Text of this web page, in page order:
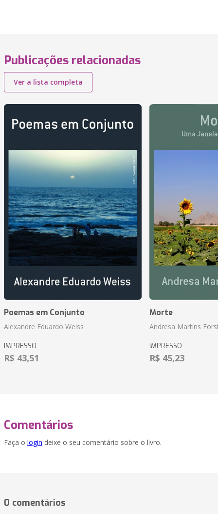
Publicações relacionadas
Ver a lista completa
Poemas em Conjunto
Alexandre Eduardo Weiss
IMPRESSO
R$ 43,51
Morte
Andresa Martins
IMPRESSO
R$ 45,23
Comentários
Faça o login deixe o seu comentário sobre o livro.
0 comentários